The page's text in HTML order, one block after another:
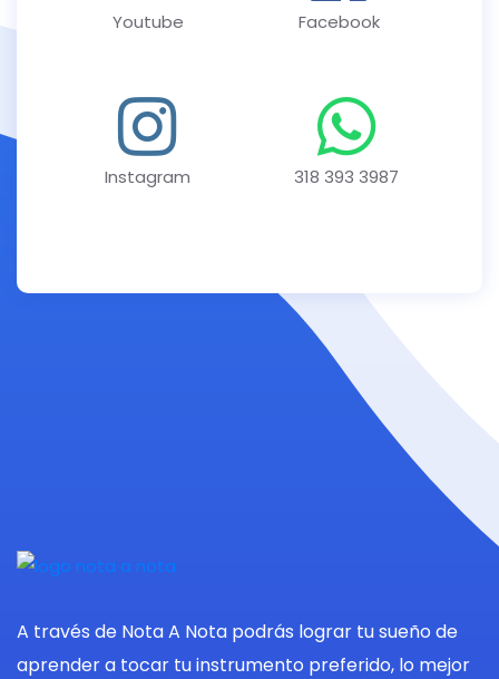
Youtube Facebook
Instagram 318 393 3987
A través de Nota A Nota podrás lograr tu sueño de
aprender a tocar tu instrumento preferido, lo mejor